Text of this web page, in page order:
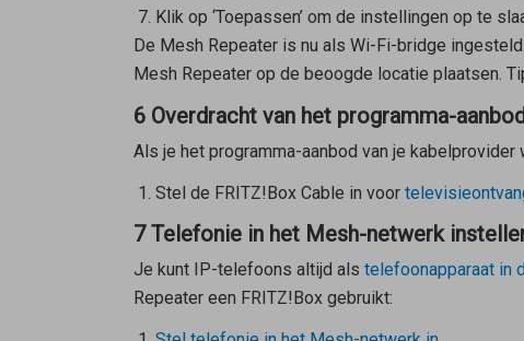
Klik op ‘Toepassen’ om de instellingen op te
De Mesh Repeateris nu als Wi-Fi-bridge
Mesh Repeaterop de beoogde locatie plaatsen.
6 Overdracht van het programma-
Als je het programma-aanbod van je
Stel de FRITZ!Box Cable in voor
7 Telefonie in het Mesh-netwerk
Je kunt IP-telefoons altijd als telefoonapparaat in
Repeatereen FRITZ!Box gebruikt: